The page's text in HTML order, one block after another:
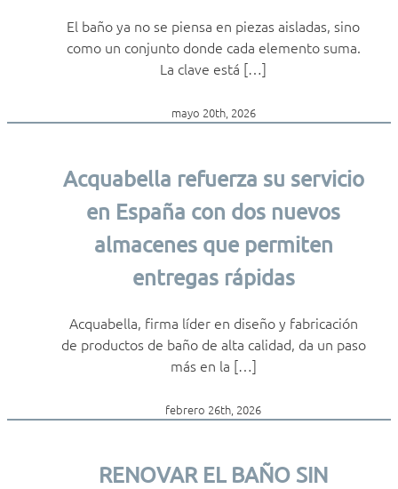
El baño ya no se piensa en piezas aisladas, sino
como un conjunto donde cada elemento suma.
La clave está […]
mayo 20th, 2026
Acquabella refuerza su servicio
en España con dos nuevos
almacenes que permiten
entregas rápidas
Acquabella, firma líder en diseño y fabricación
de productos de baño de alta calidad, da un paso
más en la […]
febrero 26th, 2026
RENOVAR EL BAÑO SIN